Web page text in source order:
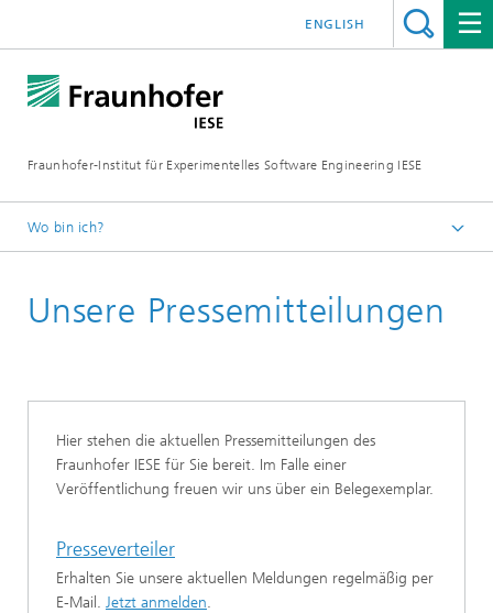
Fraunhofer-Institut für Experimentelles Software Engineering IESE
ENGLISH
Wo bin ich?
Presse / Mediathek
Unsere Pressemitteilungen
Hier stehen die aktuellen Pressemitteilungen des
Fraunhofer IESE für Sie bereit. Im Falle einer
Veröffentlichung freuen wir uns über ein Belegexemplar.
Presseverteiler
Erhalten Sie unsere aktuellen Meldungen regelmäßig per
E-Mail. Jetzt anmelden.